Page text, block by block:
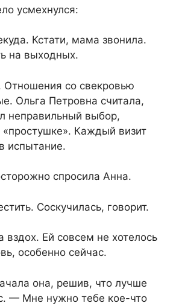
усмехнулся:
Кстати, мама звонила.
на выходных.
Отношения со свекровью
Ольга Петровна считала,
неправильный выбор,
Каждый визит
испытание.
спросила Анна.
Соскучилась, говорит.
вздох. Ей совсем не хотелось
особенно сейчас.
она, решив, что лучше
— Мне нужно тебе кое-что